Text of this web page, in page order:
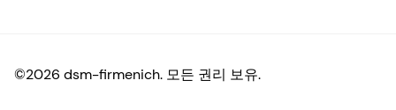
©2026 dsm-firmenich. 모든 권리 보유.